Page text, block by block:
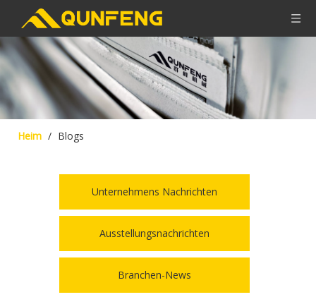
Heim / Blogs
Unternehmens Nachrichten
Ausstellungsnachrichten
Branchen-News